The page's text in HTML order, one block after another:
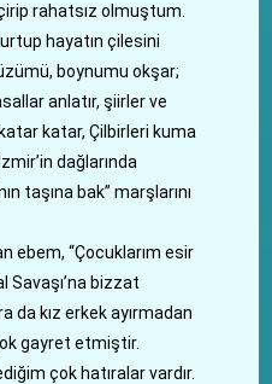
rahatsız olmuştum.
hayatın çilesini
boynumu okşar;
anlatır, şiirler ve
katar, Çilbirleri kuma
dağlarında
taşına bak” marşlarını
ebem, “Çocuklarım esir
Savaşı’na bizzat
da kız erkek ayırmadan
gayret etmiştir.
çok hatıralar vardır.